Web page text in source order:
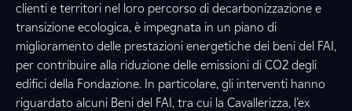
clienti e territori nel loro percorso di decarbonizzazione e
transizione ecologica, è impegnata in un piano di
miglioramento delle prestazioni energetiche dei beni del FAI,
per contribuire alla riduzione delle emissioni di CO2 degli
edifici della Fondazione. In particolare, gli interventi hanno
riguardato alcuni Beni del FAI, tra cui la Cavallerizza, l’ex